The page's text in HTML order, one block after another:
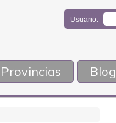
Usuario:
Provincias Blog